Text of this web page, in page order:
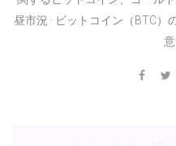
昼市況 · ビットコイン（BTC